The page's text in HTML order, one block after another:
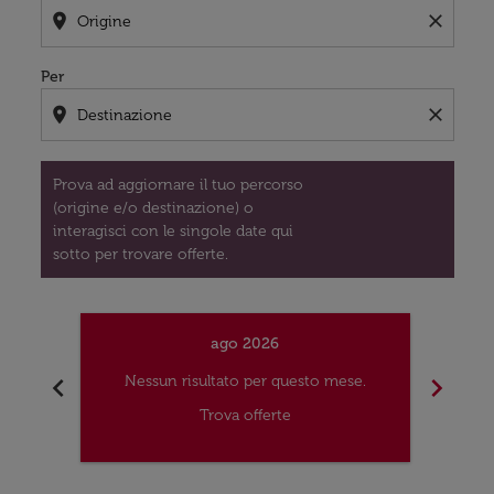
location_on close
Per
location_on close
Prova ad aggiornare il tuo percorso
(origine e/o destinazione) o
interagisci con le singole date qui
sotto per trovare offerte.
chevron_left
ago 2026
Nessun risultato per questo mese.
Trova offerte
chevron_right